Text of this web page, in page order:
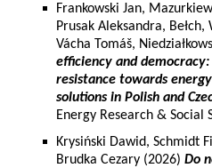
Frankowski Jan,
Prusak Aleksandra,
Vácha Tomáš,
efficiency and
resistance towards
solutions in Polish and
Energy Research & Social
Krysiński Dawid, Schmidt
Brudka Cezary (2026) Do